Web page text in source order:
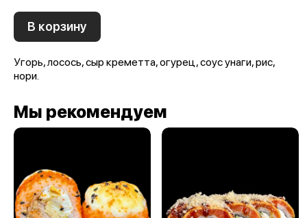
В корзину
Угорь, лосось, сыр креметта, огурец, соус унаги, рис,
нори.
Мы рекомендуем